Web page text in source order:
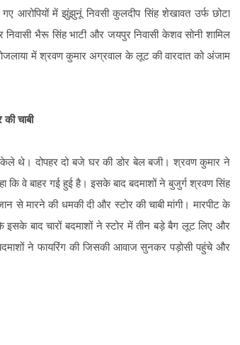
आरोपियों में झुंझुनूं निवसी कुलदीप सिंह शेखावत उर्फ छोटा
भैरू सिंह भाटी और जयपुर निवासी केशव सोनी शामिल
में श्रवण कुमार अग्रवाल के लूट की वारदात को अंजाम
चाबी
थे। दोपहर दो बजे घर की डोर बेल बजी। श्रवण कुमार ने
वे बाहर गई हुई है। इसके बाद बदमाशों ने बुजुर्ग श्रवण सिंह
से मारने की धमकी दी और स्टोर की चाबी मांगी। मारपीट के
इसके बाद चारों बदमाशों ने स्टोर में तीन बड़े बैग लूट लिए और
ने फायरिंग की जिसकी आवाज सुनकर पड़ोसी पहुंचे और